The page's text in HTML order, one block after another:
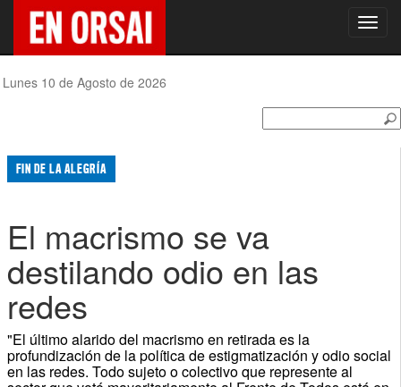
Lunes 10 de Agosto de 2026
FIN DE LA ALEGRÍA
El macrismo se va
destilando odio en las
redes
"El último alarido del macrismo en retirada es la
profundización de la política de estigmatización y odio social
en las redes. Todo sujeto o colectivo que represente al